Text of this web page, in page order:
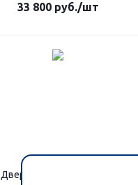
33 800руб./шт
Дверь подъездная, П-14